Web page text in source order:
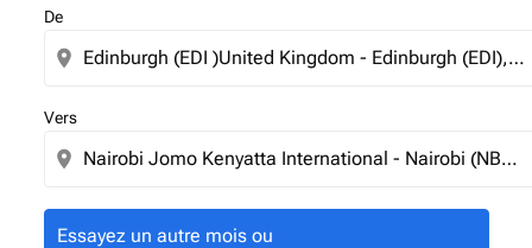
De
location_on
Vers
location_on
Essayez un autre mois ou